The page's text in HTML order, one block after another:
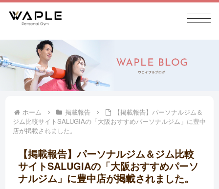
ホーム 掲載報告
【掲載報告】パーソナルジム＆
ジム比較サイトSALUGIAの「大阪おすすめパーソナルジム」に豊中
店が掲載されました。
【掲載報告】パーソナルジム＆ジム比較
サイトSALUGIAの「大阪おすすめパーソ
ナルジム」に豊中店が掲載されました。